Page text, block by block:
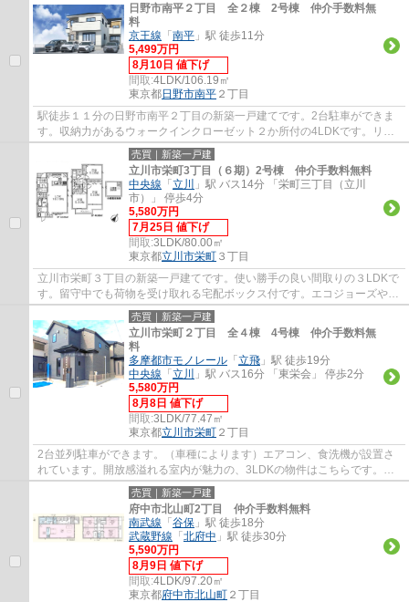
日野市南平２丁目 全２棟 2号棟 仲介手数料無
料
京王線 「 南平 」駅 徒歩11分
5,499万円
8月10日 値下げ
間取:4LDK/106.19㎡
東京都日野市南平 ２丁目
駅徒歩１１分の日野市南平２丁目の新築一戸建てです。2台駐車ができま
す。収納力があるウォークインクローゼット２か所付の4LDKです。リビ
ングは間仕切りで一つ部屋を作ることができま...
売買｜新築一戸建
立川市栄町3丁目（６期）2号棟 仲介手数料無料
中央線 「 立川
」駅 バス14分 「栄町三丁目（立川
市）」 停歩4分
5,580万円
7月25日 値下げ
間取:3LDK/80.00㎡
東京都立川市栄町 ３丁目
立川市栄町３丁目の新築一戸建てです。使い勝手の良い間取りの３LDKで
す。留守中でも荷物を受け取れる宅配ボックス付です。エコジョーズや食
洗機等、設備も充実しています。立川市でお...
売買｜新築一戸建
立川市栄町２丁目 全４棟 4号棟 仲介手数料無
料
多摩都市モノレール 「 立飛 」駅 徒歩19分
中央線 「 立川
」駅 バス16分 「東栄会」 停歩2分
5,580万円
8月8日 値下げ
間取:3LDK/77.47㎡
東京都立川市栄町 ２丁目
2台並列駐車ができます。（車種によります）エアコン、食洗機が設置さ
れています。開放感溢れる室内が魅力の、3LDKの物件はこちらです。立
川市での住まい探しは、地域に特化したエージ...
売買｜新築一戸建
府中市北山町2丁目 仲介手数料無料
南武線 「 谷保 」駅 徒歩18分
武蔵野線 「 北府中 」駅 徒歩30分
5,590万円
8月9日 値下げ
間取:4LDK/97.20㎡
東京都府中市北山町 ２丁目